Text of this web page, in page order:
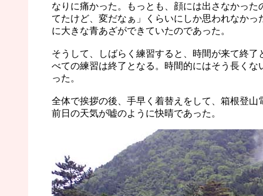
なりに痛かった。もっとも、顔には出さなかった
てたけど、変だなぁ」くらいにしか思われなかっ
に大きな青あざができていたのであった。
そうして、しばらく練習すると、時間が来て終了
べての練習は終了となる。時間的にはそう長くな
った。
全体で挨拶の後、手早く着替えをして、箱根登山
前日の天気が嘘のように快晴であった。